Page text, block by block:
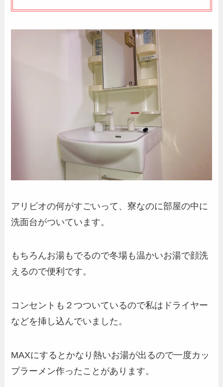
アリビオの何がすごいって、寮なのに部屋の中に
洗面台がついています。
もちろんお湯もでるので冬場も温かいお湯で顔洗
えるので便利です。
コンセントも２つついているので私はドライヤー
などを挿し込んでいました。
MAXにするとかなり熱いお湯が出るので一度カッ
プラーメン作ったことがあります。